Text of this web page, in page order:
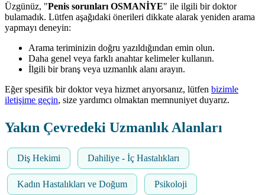
Üzgünüz, "Penis sorunları OSMANİYE" ile ilgili bir doktor
bulamadık. Lütfen aşağıdaki önerileri dikkate alarak yeniden arama
yapmayı deneyin:
Arama teriminizin doğru yazıldığından emin olun.
Daha genel veya farklı anahtar kelimeler kullanın.
İlgili bir branş veya uzmanlık alanı arayın.
Eğer spesifik bir doktor veya hizmet arıyorsanız, lütfen bizimle
iletişime geçin, size yardımcı olmaktan memnuniyet duyarız.
Yakın Çevredeki Uzmanlık Alanları
Diş Hekimi Dahiliye - İç Hastalıkları
Kadın Hastalıkları ve Doğum Psikoloji